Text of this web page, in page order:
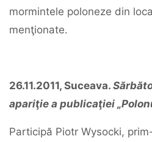
mormintele poloneze din
menţionate.
26.11.2011, Suceava.
apariţie a publicaţiei
Participă Piotr Wysocki,